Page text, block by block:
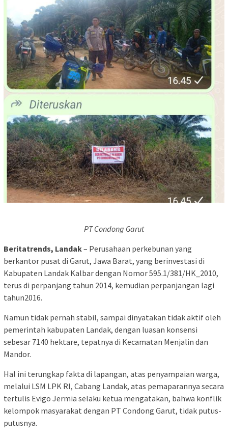
PT Condong Garut
Beritatrends, Landak– Perusahaan perkebunan yang
berkantor pusat di Garut, Jawa Barat, yang berinvestasi di
Kabupaten Landak Kalbar dengan Nomor 595.1/381/HK_2010,
terus di perpanjang tahun 2014, kemudian perpanjangan lagi
tahun2016.
Namun tidak pernah stabil, sampai dinyatakan tidak aktif oleh
pemerintah kabupaten Landak, dengan luasan konsensi
sebesar 7140 hektare, tepatnya di Kecamatan Menjalin dan
Mandor.
Hal ini terungkap fakta di lapangan, atas penyampaian warga,
melalui LSM LPK RI, Cabang Landak, atas pemaparannya secara
tertulis Evigo Jermia selaku ketua mengatakan, bahwa konflik
kelompok masyarakat dengan PT Condong Garut, tidak putus-
putusnya.